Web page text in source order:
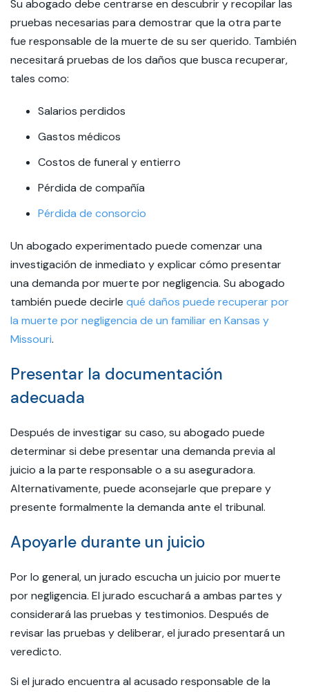
Su abogado debe centrarse en descubrir y recopilar las
pruebas necesarias para demostrar que la otra parte
fue responsable de la muerte de su ser querido. También
necesitará pruebas de los daños que busca recuperar,
tales como:
Salarios perdidos
Gastos médicos
Costos de funeral y entierro
Pérdida de compañía
Pérdida de consorcio
Un abogado experimentado puede comenzar una
investigación de inmediato y explicar cómo presentar
una demanda por muerte por negligencia. Su abogado
también puede decirle qué daños puede recuperar por
la muerte por negligencia de un familiar en Kansas y
Missouri.
Presentar la documentación
adecuada
Después de investigar su caso, su abogado puede
determinar si debe presentar una demanda previa al
juicio a la parte responsable o a su aseguradora.
Alternativamente, puede aconsejarle que prepare y
presente formalmente la demanda ante el tribunal.
Apoyarle durante un juicio
Por lo general, un jurado escucha un juicio por muerte
por negligencia. El jurado escuchará a ambas partes y
considerará las pruebas y testimonios. Después de
revisar las pruebas y deliberar, el jurado presentará un
veredicto.
Si el jurado encuentra al acusado responsable de la